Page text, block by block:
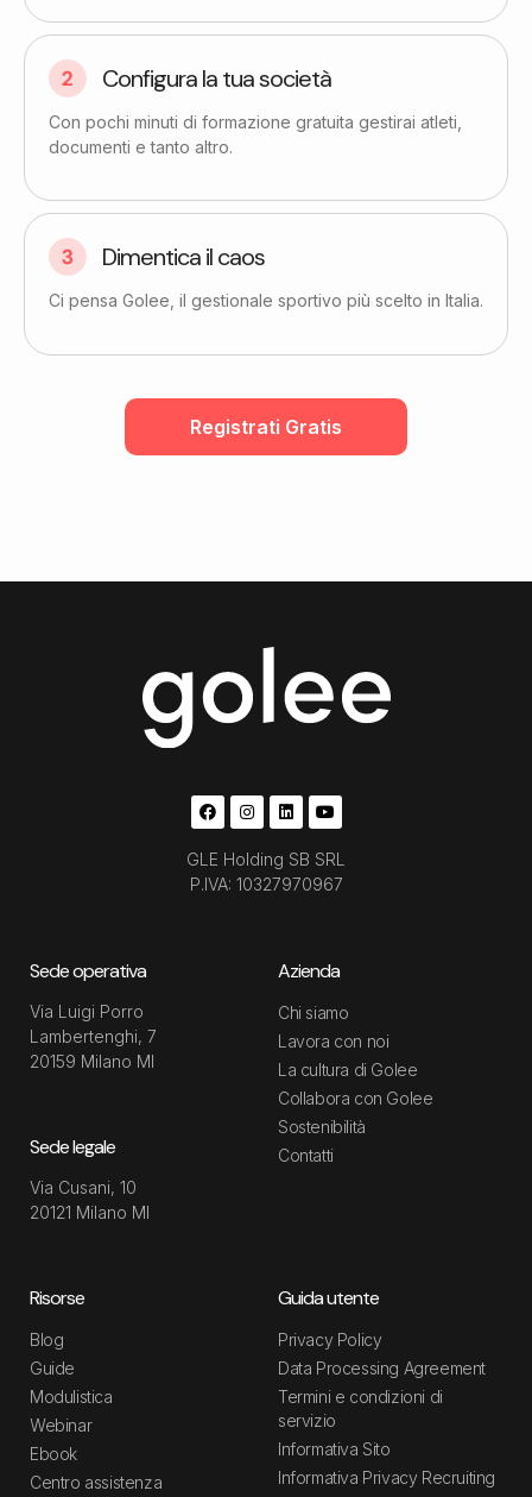
Configura la tua società
Con pochi minuti di formazione gratuita gestirai atleti,
documenti e tanto altro.
Dimentica il caos
Ci pensa Golee, il gestionale sportivo più scelto in Italia.
Registrati Gratis
GLE Holding SB SRL
P.IVA: 10327970967
Sede operativa
Via Luigi Porro
Lambertenghi, 7
20159 Milano MI
Sede legale
Via Cusani, 10
20121 Milano MI
Azienda
Chi siamo
Lavora con noi
La cultura di Golee
Collabora con Golee
Sostenibilità
Contatti
Risorse
Blog
Guide
Modulistica
Webinar
Ebook
Centro assistenza
Guida utente
Privacy Policy
Data Processing Agreement
Termini e condizioni di
servizio
Informativa Sito
Informativa Privacy Recruiting